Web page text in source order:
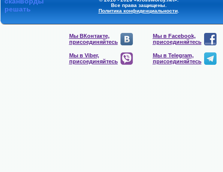
решать
Все права защищены.
Политика конфиденциальности.
Мы ВКонтакте,
присоединяйтесь
Мы в Facebook,
присоединяйтесь
Мы в Viber,
присоединяйтесь
Мы в Telegram,
присоединяйтесь